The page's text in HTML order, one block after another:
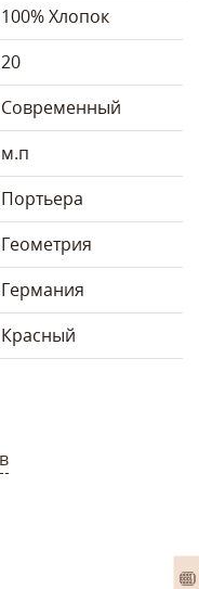
100% Хлопок
20
Современный
м.п
Портьера
Геометрия
Германия
Красный